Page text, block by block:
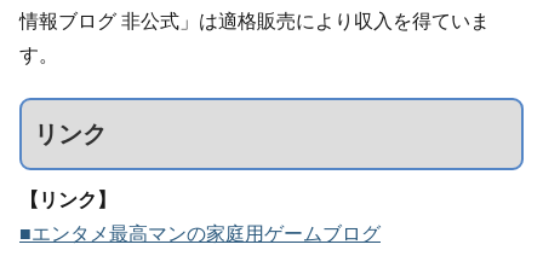
情報ブログ 非公式」は適格販売により収入を得ていま
す。
リンク
【リンク】
■エンタメ最高マンの家庭用ゲームブログ